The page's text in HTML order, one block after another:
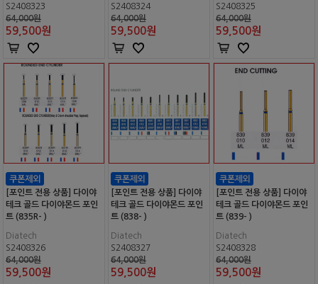
S2408323
64,000원
59,500원
S2408324
64,000원
59,500원
S2408325
64,000원
59,500원
[포인트 전용 상품] 다이야
테크 골드 다이야몬드 포인
트 (835R- )
Diatech
S2408326
64,000원
59,500원
[포인트 전용 상품] 다이야
테크 골드 다이야몬드 포인
트 (838- )
Diatech
S2408327
64,000원
59,500원
[포인트 전용 상품] 다이야
테크 골드 다이야몬드 포인
트 (839- )
Diatech
S2408328
64,000원
59,500원